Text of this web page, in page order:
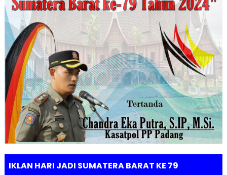
IKLAN HARI JADI SUMATERA BARAT KE 79